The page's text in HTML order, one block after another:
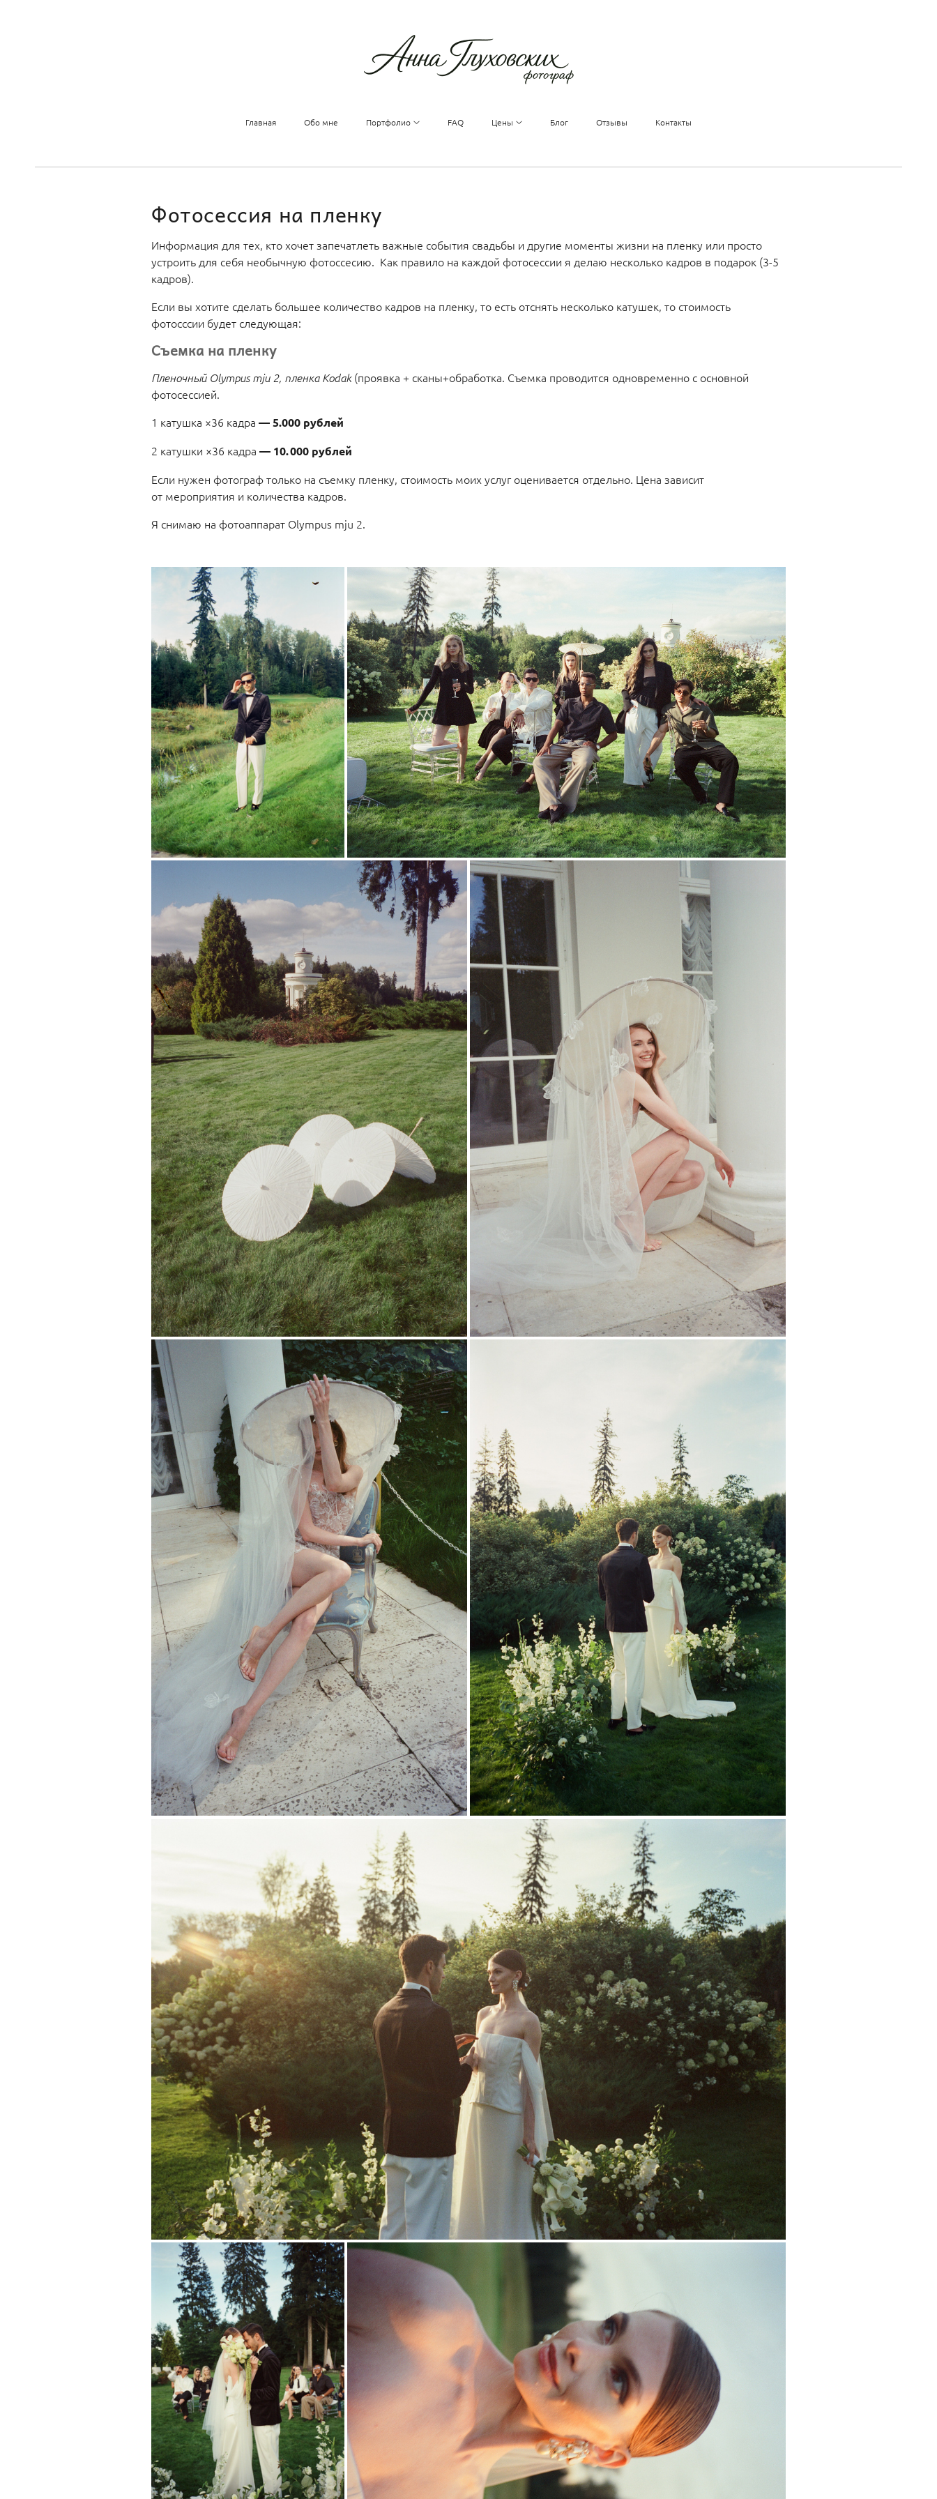
Главная Обо мне Портфолио FAQ Цены Блог Отзывы Контакты
Фотосессия на пленку
Информация для тех, кто хочет запечатлеть важные события свадьбы и другие моменты жизни на пленку или просто
устроить для себя необычную фотоссесию. Как правило на каждой фотосессии я делаю несколько кадров в подарок (3-5
кадров).
Если вы хотите сделать большее количество кадров на пленку, то есть отснять несколько катушек, то стоимость
фотосссии будет следующая:
Съемка на пленку
Пленочный Olympus mju 2, пленка Kodak (проявка + сканы+обработка. Съемка проводится одновременно с основной
фотосессией.
1 катушка ×36 кадра — 5.000 рублей
2 катушки ×36 кадра — 10. 000 рублей
Если нужен фотограф только на съемку пленку, стоимость моих услуг оценивается отдельно. Цена зависит
от мероприятия и количества кадров.
Я снимаю на фотоаппарат Olympus mju 2.